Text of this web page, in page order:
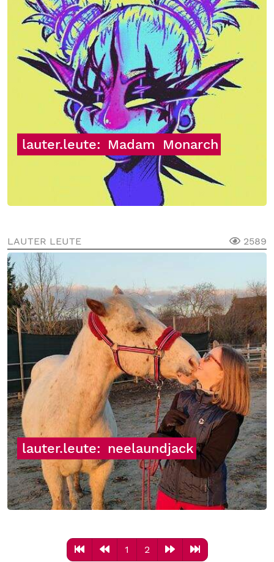
lauter.leute: Madam Monarch
LAUTER LEUTE 2589
lauter.leute: neelaundjack
1 2